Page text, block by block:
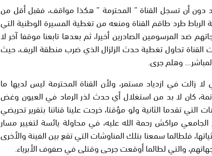
دون أن تسجل القناة ” المحترمة ” هكذا مواقف، فقبل أقل من
طرد طاقم القناة ومنعه من تغطية المسيرة الوطنية التي
ضد المرسومين الصادرين أخيرا، ثم بعدها تابعنا موقفا آخر لا
القناة تحاول تغطية حدث الزلزال الذي ضرب منطقة الريف، حيث
وهلم جرى.
زالت في ازدياد مستمر، ولأن القناة المحترمة ليس لديها ما
كان لا بد من استغلال أي حدث لذر الرماد في العيون وغض
تقدما الثانية ولو مؤقتا، خرجت علينا قناتنا بتقرير تحريضي
مراكش رحمة الله عليه، في محاولة يائسة لتغيير مسار
فلطالما سمعنا بتلك المناوشات التي تقع بين الفينة والأخرى
والتي لطالما أوقعت جرحى وقتلى في صفوف الأبرياء.